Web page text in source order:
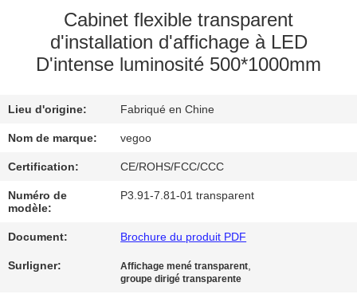
PROPOS
NOUS
VISITE
DE
L'USINE
CONTRÔLE
DE
LA
Cabinet flexible transparent
d'installation d'affichage à LED
D'intense luminosité 500*1000mm
Lieu d'origine: Fabriqué en Chine
Nom de marque: vegoo
Certification: CE/ROHS/FCC/CCC
Numéro de
modèle:
P3.91-7.81-01 transparent
Document: Brochure du produit PDF
Surligner: Affichage mené transparent,
groupe dirigé transparente